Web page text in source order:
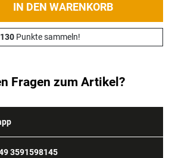
IN DEN WARENKORB
130 Punkte sammeln!
Fragen zum Artikel?
3591598145